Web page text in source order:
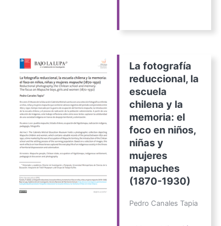
La fotografía
reduccional, la
escuela
chilena y la
memoria: el
foco en niños,
niñas y
mujeres
mapuches
(1870-1930)
Pedro Canales Tapia